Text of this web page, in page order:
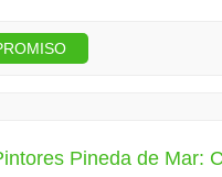
Pineda de Mar: